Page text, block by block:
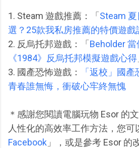
1. Steam 遊戲推薦：「 Steam
選？25款我私房推薦的特價遊戲
2. 反烏托邦遊戲：「 Beholder
《1984》反烏托邦模擬遊戲心得
3. 國產恐怖遊戲：
「返校」國
青春誰無悔，衝破心牢終無愧
＊感謝您閱讀電腦玩物 Esor 的文
人性化的高效率工作方法，您可
Facebook 」，或是參考 Esor 的